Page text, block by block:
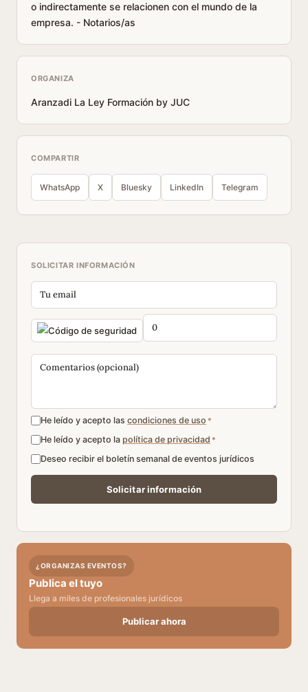
o indirectamente se relacionen con el mundo de la
empresa. - Notarios/as
ORGANIZA
Aranzadi La Ley Formación by JUC
COMPARTIR
WhatsApp X Bluesky LinkedIn Telegram
SOLICITAR INFORMACIÓN
He leído y acepto las condiciones de uso *
He leído y acepto la política de privacidad *
Deseo recibir el boletín semanal de eventos jurídicos
¿ORGANIZAS EVENTOS?
Publica el tuyo
Llega a miles de profesionales jurídicos
Publicar ahora